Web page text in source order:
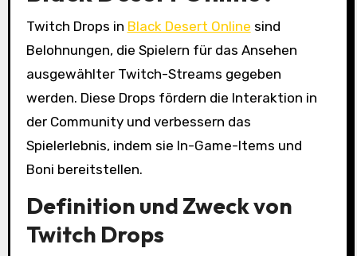
Twitch Drops in Black Desert Online sind
Belohnungen, die Spielern für das Ansehen
ausgewählter Twitch-Streams gegeben
werden. Diese Drops fördern die Interaktion in
der Community und verbessern das
Spielerlebnis, indem sie In-Game-Items und
Boni bereitstellen.
Definition und Zweck von
Twitch Drops